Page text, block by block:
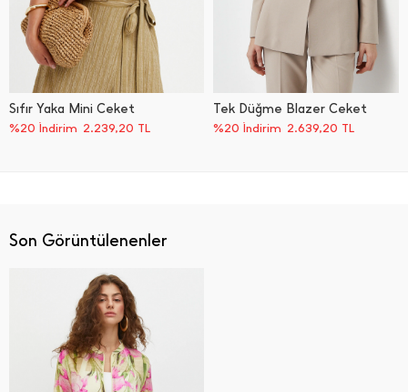
Sıfır Yaka Mini Ceket
%20 İndirim 2.239,20 TL
Tek Düğme Blazer Ceket
%20 İndirim 2.639,20 TL
Son Görüntülenenler